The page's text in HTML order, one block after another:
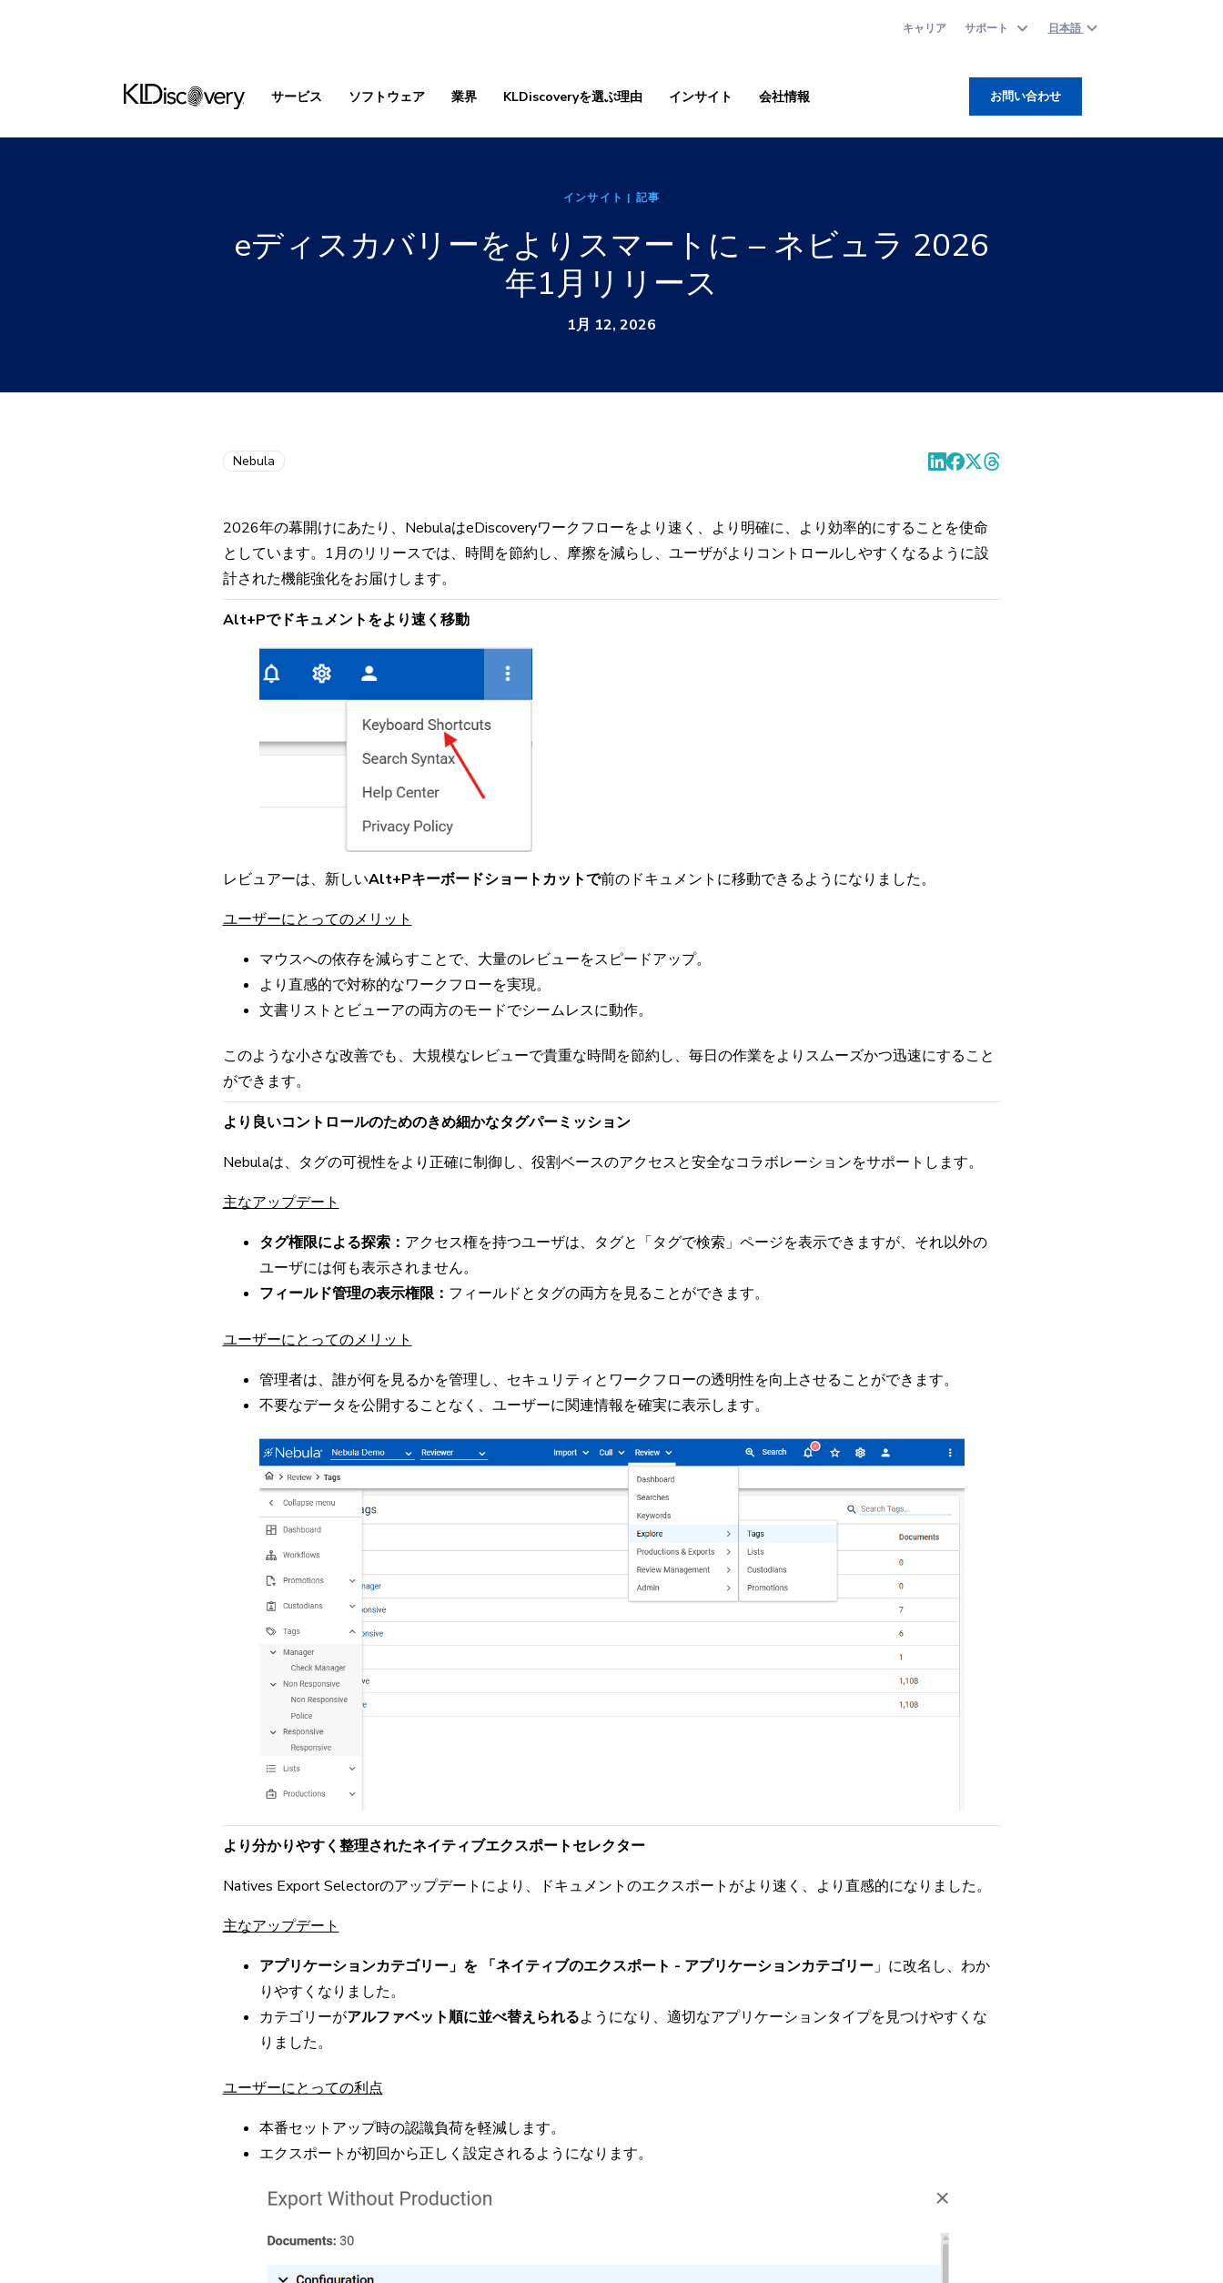
キャリア サポート 日本語
サービス ソフトウェア 業界 KLDiscoveryを選ぶ理由 インサイト 会社情報 お問い合わせ
インサイト | 記事
eディスカバリーをよりスマートに – ネビュラ 2026
年1月リリース
1月 12, 2026
Nebula
2026年の幕開けにあたり、NebulaはeDiscoveryワークフローをより速く、より明確に、より効率的にすることを使命
としています。1月のリリースでは、時間を節約し、摩擦を減らし、ユーザがよりコントロールしやすくなるように設
計された機能強化をお届けします。
Alt+Pでドキュメントをより速く移動
レビュアーは、新しいAlt+Pキーボードショートカットで前のドキュメントに移動できるようになりました。
ユーザーにとってのメリット
マウスへの依存を減らすことで、大量のレビューをスピードアップ。
より直感的で対称的なワークフローを実現。
文書リストとビューアの両方のモードでシームレスに動作。
このような小さな改善でも、大規模なレビューで貴重な時間を節約し、毎日の作業をよりスムーズかつ迅速にすること
ができます。
より良いコントロールのためのきめ細かなタグパーミッション
Nebulaは、タグの可視性をより正確に制御し、役割ベースのアクセスと安全なコラボレーションをサポートします。
主なアップデート
タグ権限による探索： アクセス権を持つユーザは、タグと「タグで検索」ページを表示できますが、それ以外の
ユーザには何も表示されません。
フィールド管理の表示権限： フィールドとタグの両方を見ることができます。
ユーザーにとってのメリット
管理者は、誰が何を見るかを管理し、セキュリティとワークフローの透明性を向上させることができます。
不要なデータを公開することなく、ユーザーに関連情報を確実に表示します。
より分かりやすく整理されたネイティブエクスポートセレクター
Natives Export Selectorのアップデートにより、ドキュメントのエクスポートがより速く、より直感的になりました。
主なアップデート
アプリケーションカテゴリー」を
「ネイティブのエクスポート - アプリケーションカテゴリー」に改名し、わか
りやすくなりました。
カテゴリーがアルファベット順に並べ替えられるようになり、適切なアプリケーションタイプを見つけやすくな
りました。
ユーザーにとっての利点
本番セットアップ時の認識負荷を軽減します。
エクスポートが初回から正しく設定されるようになります。